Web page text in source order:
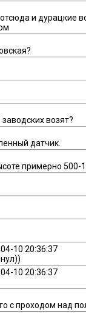
и дурацкие
возят?
датчик.
примерно 500-
04-10 20:36:37
04-10 20:36:37
с проходом над